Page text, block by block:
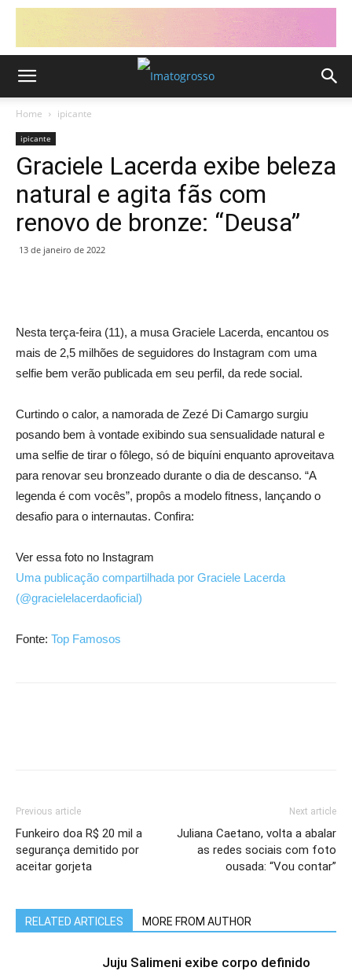
Home ipicante
ipicante
Graciele Lacerda exibe beleza
natural e agita fãs com
renovo de bronze: “Deusa”
13 de janeiro de 2022
Nesta terça-feira (11), a musa Graciele Lacerda, encantou os
mais de 2,5 milhões de seguidores do Instagram com uma
selfie bem verão publicada em seu perfil, da rede social.
Curtindo o calor, a namorada de Zezé Di Camargo surgiu
posando bem à vontade exibindo sua sensualidade natural e
uma selfie de tirar o fôlego, só de biquíni enquanto aproveitava
para renovar seu bronzeado durante o dia de descanso. “A
legenda é com vocês”, propôs a modelo fitness, lançando o
desafio para o internautas. Confira:
Ver essa foto no Instagram
Uma publicação compartilhada por Graciele Lacerda
(@gracielelacerdaoficial)
Fonte: Top Famosos
Previous article
Funkeiro doa R$ 20 mil a
segurança demitido por
aceitar gorjeta
Next article
Juliana Caetano, volta a abalar
as redes sociais com foto
ousada: “Vou contar”
RELATED ARTICLES MORE FROM AUTHOR
Juju Salimeni exibe corpo definido